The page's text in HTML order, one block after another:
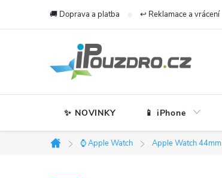
🚚 Doprava a platba ↩️ Reklamace a vrácení
✨ NOVINKY 📱 iPhone
Domů
⌚ Apple Watch Apple Watch 44mm